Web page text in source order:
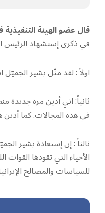
قال عضو الهيئة
في ذكرى إستشهاد الرئيس
اولاً : لقد مثّل بشير الجميّل
ثانياً: اني أدين مرة جديدة
في هذه المجالات. كما أدين
ثالثاً : إن إستعادة بشير
الأحياء التي تقودها
للسياسات والمصالح